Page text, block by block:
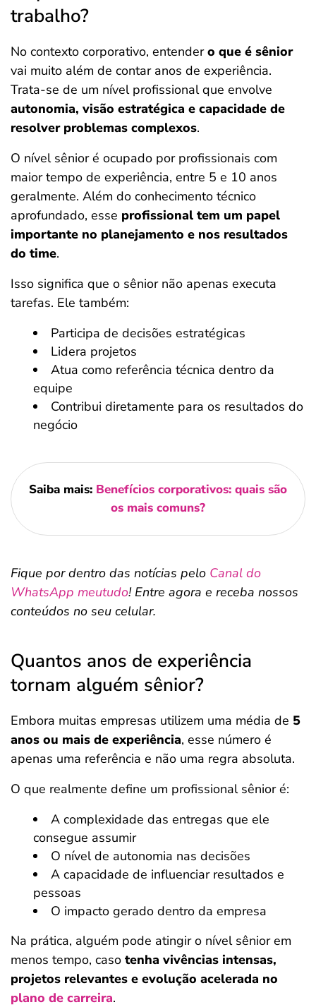
trabalho?
No contexto corporativo, entendero que é sênior
vai muito além de contar anos de experiência.
Trata-se de um nível profissional que envolve
autonomia, visão estratégica e capacidade de
resolver problemas complexos.
O nível sênior é ocupado por profissionais com
maior tempo de experiência, entre 5 e 10 anos
geralmente. Além do conhecimento técnico
aprofundado, esse profissional tem um papel
importante no planejamento e nos resultados
do time.
Isso significa que o sênior não apenas executa
tarefas. Ele também:
Participa de decisões estratégicas
Lidera projetos
Atua como referência técnica dentro da
equipe
Contribui diretamente para os resultados do
negócio
Saiba mais: Benefícios corporativos: quais são
os mais comuns?
Fique por dentro das notícias pelo Canal do
WhatsApp meutudo! Entre agora e receba nossos
conteúdos no seu celular.
Quantos anos de experiência
tornam alguém sênior?
Embora muitas empresas utilizem uma média de 5
anos ou mais de experiência, esse número é
apenas uma referência e não uma regra absoluta.
O que realmente define um profissional sênior é:
A complexidade das entregas que ele
consegue assumir
O nível de autonomia nas decisões
A capacidade de influenciar resultados e
pessoas
O impacto gerado dentro da empresa
Na prática, alguém pode atingir o nível sênior em
menos tempo, caso tenha vivências intensas,
projetos relevantes e evolução acelerada no
plano de carreira.